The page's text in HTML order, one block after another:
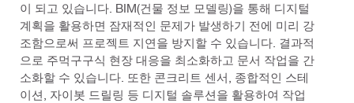
이 되고 있습니다. BIM(건물 정보 모델링)을 통해 디지털
계획을 활용하면 잠재적인 문제가 발생하기 전에 미리 강
조함으로써 프로젝트 지연을 방지할 수 있습니다. 결과적
으로 주먹구구식 현장 대응을 최소화하고 문서 작업을 간
소화할 수 있습니다. 또한 콘크리트 센서, 종합적인 스테
이션, 자이봇 드릴링 등 디지털 솔루션을 활용하여 작업